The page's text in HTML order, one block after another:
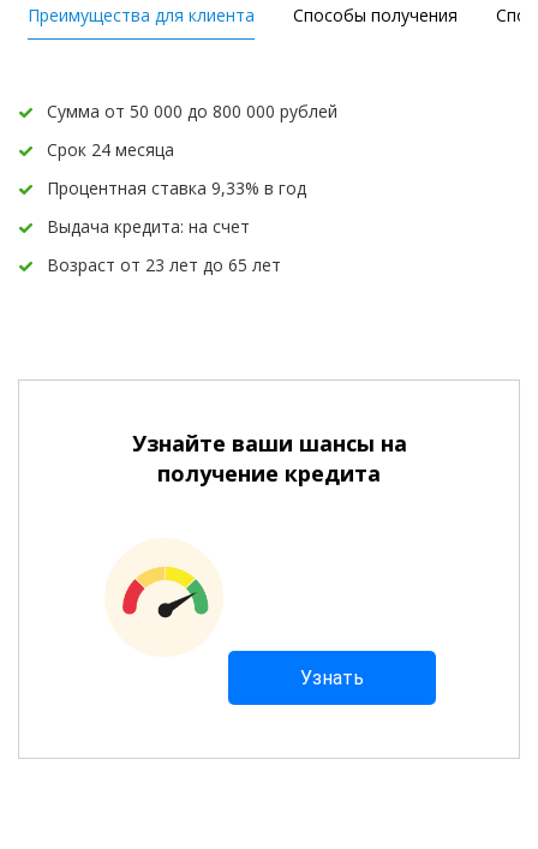
Преимущества для клиента Способы получения
Сумма от 50 000 до 800 000 рублей
Срок 24 месяца
Процентная ставка 9,33% в год
Выдача кредита: на счет
Возраст от 23 лет до 65 лет
Узнайте ваши шансы на
получение кредита